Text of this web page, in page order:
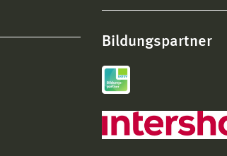
Bildungspartner